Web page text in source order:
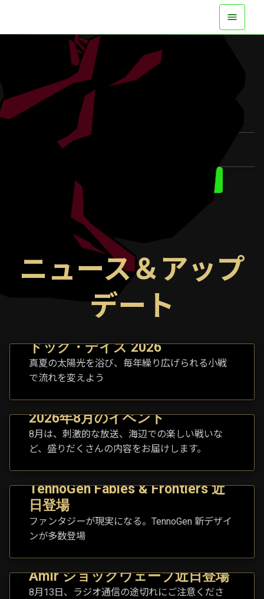
トレーラーを見る
ニュース＆アップ
デート
ドッグ・デイズ 2026
真夏の太陽光を浴び、毎年繰り広げられる小戦
で流れを変えよう
2026年8月のイベント
8月は、刺激的な放送、海辺での楽しい戦いな
ど、盛りだくさんの内容をお届けします。
TennoGen Fables & Frontiers 近
日登場
ファンタジーが現実になる。TennoGen 新デザイ
ンが多数登場
Amir ショックウェーブ近日登場
8月13日、ラジオ通信の途切れにご注意くださ